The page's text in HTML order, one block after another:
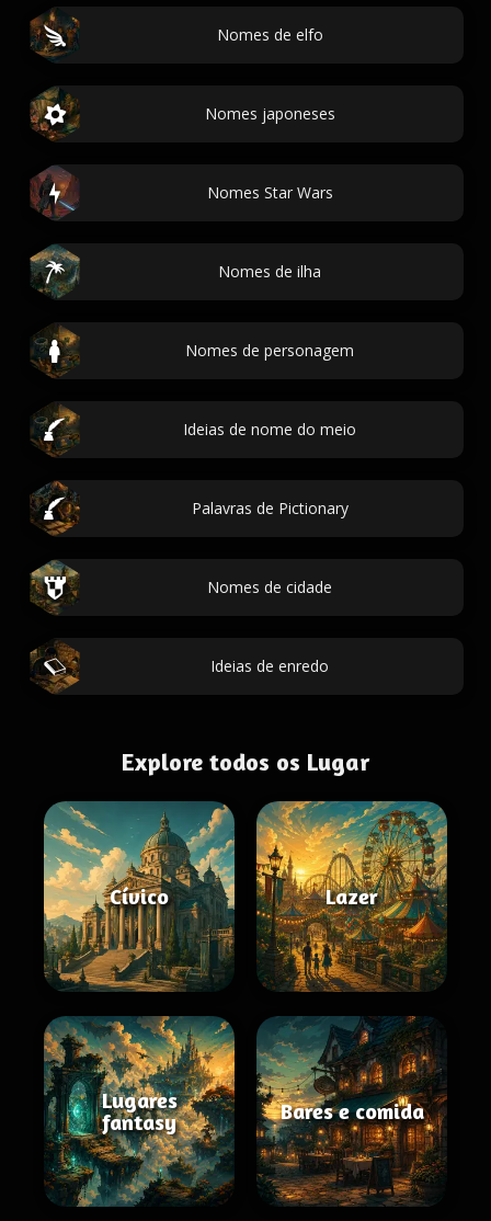
Nomes de elfo
Nomes japoneses
Nomes Star Wars
Nomes de ilha
Nomes de personagem
Ideias de nome do meio
Palavras de Pictionary
Nomes de cidade
Ideias de enredo
Explore todos os Lugar
Cívico Lazer
Lugares
fantasy
Bares e comida